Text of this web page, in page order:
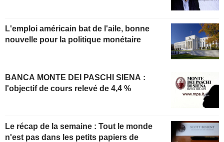
L'emploi américain bat de l'aile, bonne
nouvelle pour la politique monétaire
BANCA MONTE DEI PASCHI SIENA :
l'objectif de cours relevé de 4,4 %
Le récap de la semaine : Tout le monde
n'est pas dans les petits papiers de